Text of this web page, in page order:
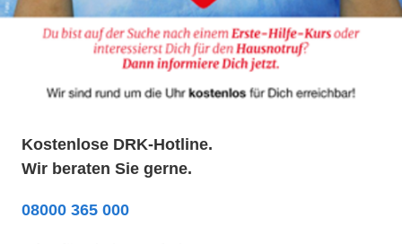
Kostenlose DRK-Hotline.
Wir beraten Sie gerne.
08000 365 000